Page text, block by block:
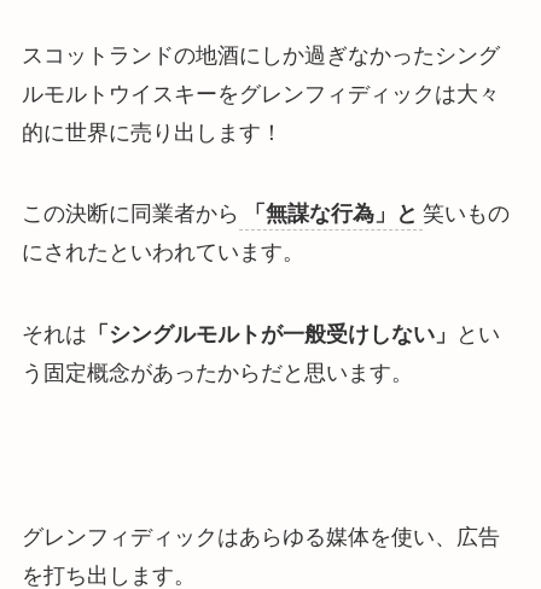
スコットランドの地酒にしか過ぎなかったシング
ルモルトウイスキーをグレンフィディックは大々
的に世界に売り出します！
この決断に同業者から 「無謀な行為」と 笑いもの
にされたといわれています。
それは 「シングルモルトが一般受けしない」
とい
う固定概念があったからだと思います。
グレンフィディックはあらゆる媒体を使い、広告
を打ち出します。